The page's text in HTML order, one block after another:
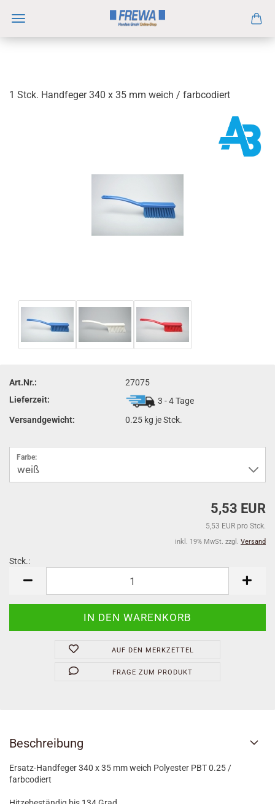
1 Stck. Handfeger 340 x 35 mm weich / farbcodiert
Art.Nr.:
27075
Lieferzeit:
3 - 4 Tage
Versandgewicht:
0.25 kg je Stck.
Farbe:
5,53 EUR
5,53 EUR pro Stck.
inkl. 19% MwSt. zzgl. Versand
Stck.:
AUF DEN MERKZETTEL
FRAGE ZUM PRODUKT
Beschreibung
Ersatz-Handfeger 340 x 35 mm weich Polyester PBT 0.25 /
farbcodiert